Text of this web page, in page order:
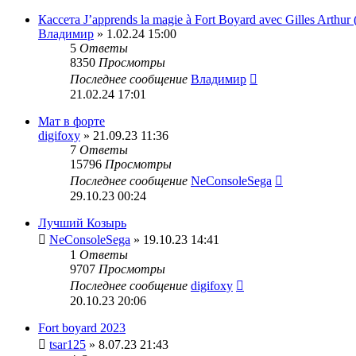
Кассета J’apprends la magie à Fort Boyard avec Gilles Arthur
Владимир » 1.02.24 15:00
5 Ответы
8350 Просмотры
Последнее сообщение Владимир
21.02.24 17:01
Мат в форте
digifoxy » 21.09.23 11:36
7 Ответы
15796 Просмотры
Последнее сообщение NeConsoleSega
29.10.23 00:24
Лучший Козырь
NeConsoleSega » 19.10.23 14:41
1 Ответы
9707 Просмотры
Последнее сообщение digifoxy
20.10.23 20:06
Fort boyard 2023
tsar125 » 8.07.23 21:43